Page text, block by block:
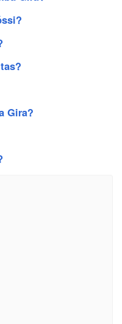
Gira?